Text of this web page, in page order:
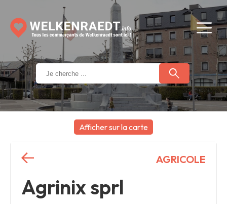
Afficher sur la carte
Agrinix sprl
AGRICOLE
+
−